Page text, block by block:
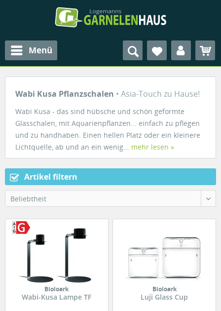
Menü
Wabi Kusa Pflanzschalen • Asia-Touch zu Hause!
Wabi Kusa - das sind hübsche und schön geformte
Glasschalen, mit Aquarienpflanzen... einfach zu pflegen
und zu handhaben. Einen hellen Platz oder ein kleinere
Lichtquelle, ab und an ein wenig... mehr lesen »
Artikel filtern
Beliebtheit
Bioloark
Wabi-Kusa Lampe TF
Bioloark
Luji Glass Cup